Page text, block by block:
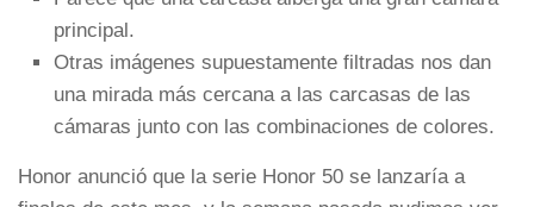
principal.
Otras imágenes supuestamente filtradas nos dan
una mirada más cercana a las carcasas de las
cámaras junto con las combinaciones de colores.
Honor anunció que la serie Honor 50 se lanzaría a